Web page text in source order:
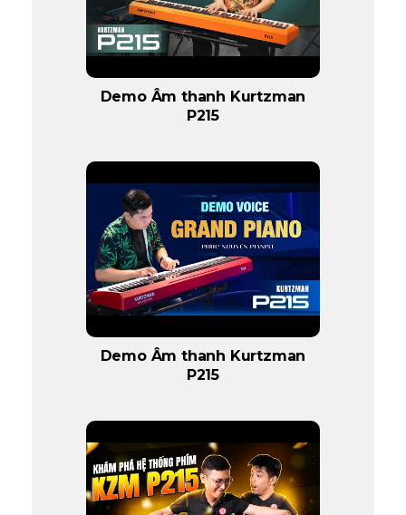
Demo Âm thanh Kurtzman
P215
Demo Âm thanh Kurtzman
P215